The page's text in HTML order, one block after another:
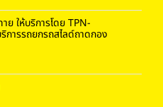
ย ให้บริการโดย TPN-
ารรถยกรถสไลด์ถาดกอง